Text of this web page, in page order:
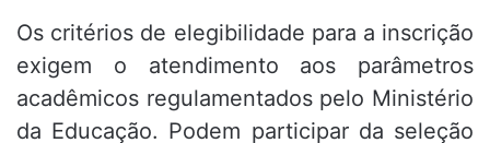
Os critérios de elegibilidade para a inscrição
exigem o atendimento aos parâmetros
acadêmicos regulamentados pelo Ministério
da Educação. Podem participar da seleção